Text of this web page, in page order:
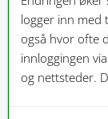
logger inn
også hvor ofte
innloggingen
og nettsteder.